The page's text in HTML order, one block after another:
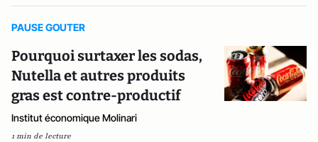
PAUSE GOUTER
Pourquoi surtaxer les sodas,
Nutella et autres produits
gras est contre-productif
Institut économique Molinari
1 min de lecture